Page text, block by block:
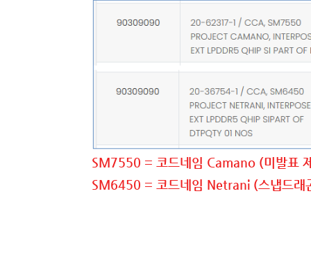
SM7550 = 코드네임 Camano (미발표
SM6450 = 코드네임 Netrani (스냅드래